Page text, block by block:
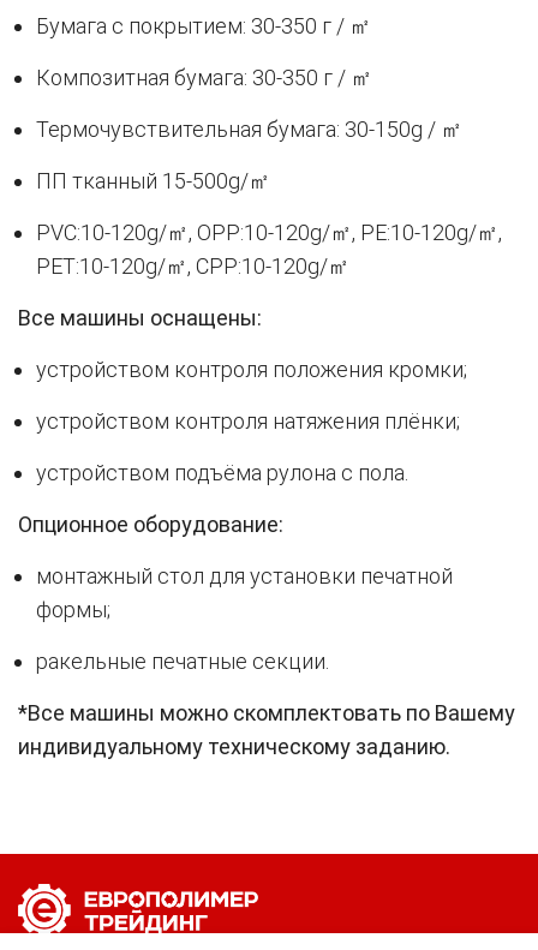
Бумага с покрытием: 30-350 г / ㎡
Композитная бумага: 30-350 г / ㎡
Термочувствительная бумага: 30-150g / ㎡
ПП тканный 15-500g/㎡
PVC:10-120g/㎡, OPP:10-120g/㎡, PE:10-120g/㎡,
PET:10-120g/㎡, CPP:10-120g/㎡
Все машины оснащены:
устройством контроля положения кромки;
устройством контроля натяжения плёнки;
устройством подъёма рулона с пола.
Опционное оборудование:
монтажный стол для установки печатной
формы;
ракельные печатные секции.
*Все машины можно скомплектовать по Вашему
индивидуальному техническому заданию.